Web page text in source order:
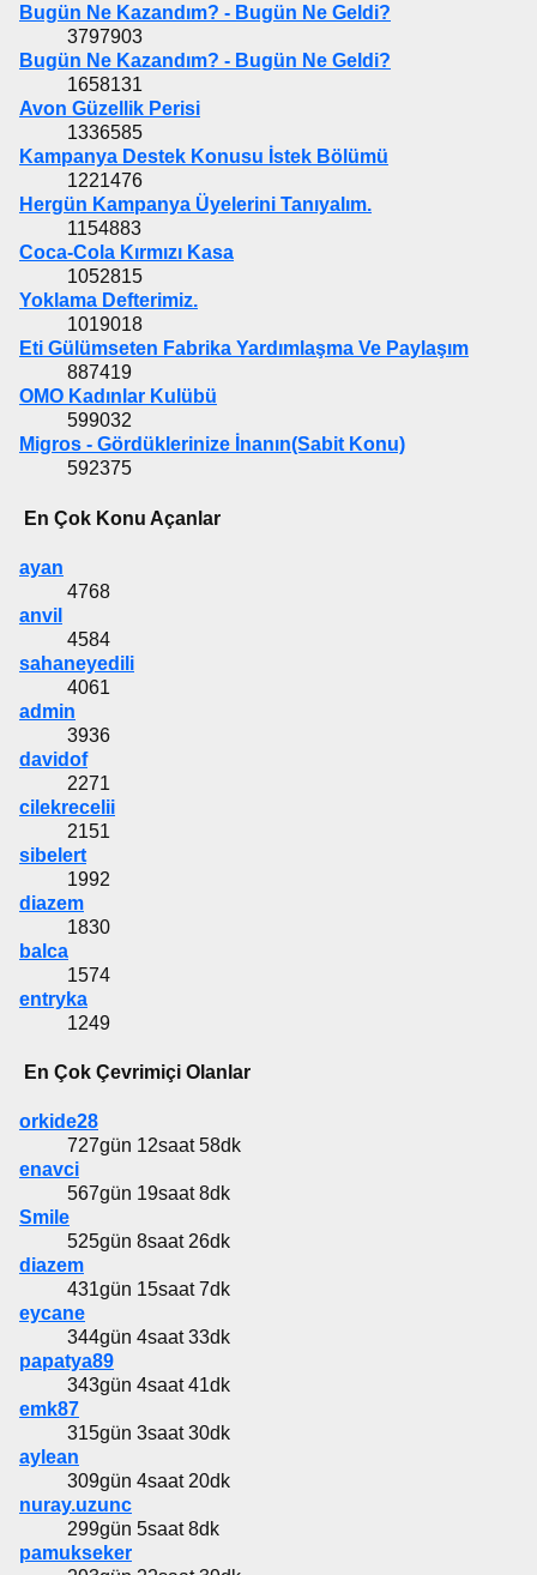
Bugün Ne Kazandım? - Bugün Ne Geldi?
3797903
Bugün Ne Kazandım? - Bugün Ne Geldi?
1658131
Avon Güzellik Perisi
1336585
Kampanya Destek Konusu İstek Bölümü
1221476
Hergün Kampanya Üyelerini Tanıyalım.
1154883
Coca-Cola Kırmızı Kasa
1052815
Yoklama Defterimiz.
1019018
Eti Gülümseten Fabrika Yardımlaşma Ve Paylaşım
887419
OMO Kadınlar Kulübü
599032
Migros - Gördüklerinize İnanın(Sabit Konu)
592375
En Çok Konu Açanlar
ayan
4768
anvil
4584
sahaneyedili
4061
admin
3936
davidof
2271
cilekrecelii
2151
sibelert
1992
diazem
1830
balca
1574
entryka
1249
En Çok Çevrimiçi Olanlar
orkide28
727gün 12saat 58dk
enavci
567gün 19saat 8dk
Smile
525gün 8saat 26dk
diazem
431gün 15saat 7dk
eycane
344gün 4saat 33dk
papatya89
343gün 4saat 41dk
emk87
315gün 3saat 30dk
aylean
309gün 4saat 20dk
nuray.uzunc
299gün 5saat 8dk
pamukseker